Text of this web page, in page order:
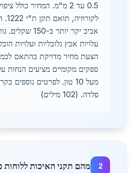
0.5 עד 2 מ"מ. המחיר כולל
אביב יקר יותר ב-
עלויות אבץ גלובליות ועלויות
הצעת מחיר מדויקת בהתאם
ספקים מקומיים מציעים הנחות
מעל 10 טון. לפרטים נוספים
פלדה. (102 מילים)
2 מהם תקני האיכות ללוחות